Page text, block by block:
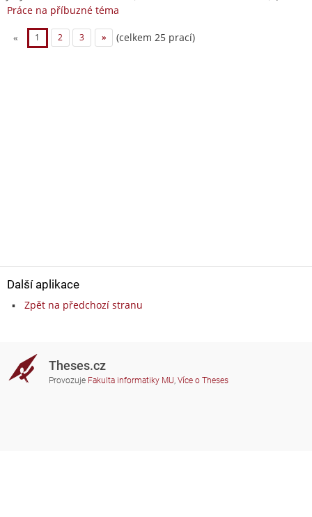
Práce na příbuzné téma
« 1 2 3 » (celkem 25 prací)
Další aplikace
Zpět na předchozí stranu
Theses.cz
Provozuje Fakulta informatiky MU, Více o Theses